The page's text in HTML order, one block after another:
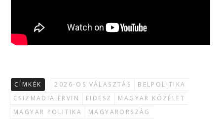
CÍMKÉK 2026-OS VÁLASZTÁS
BELPOLITIKA
CSIZMADIA ERVIN
FIDESZ
MAGYAR KÖZÉLET
MAGYAR POLITIKA
MAGYARORSZÁG